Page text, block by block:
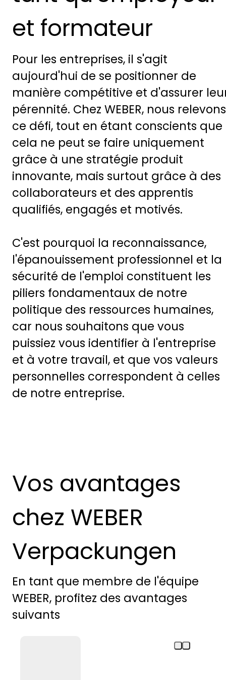
et formateur
Pour les entreprises, il s'agit
aujourd'hui de se positionner de
manière compétitive et d'assurer
pérennité. Chez WEBER, nous relevons
ce défi, tout en étant conscients que
cela ne peut se faire uniquement
grâce à une stratégie produit
innovante, mais surtout grâce à des
collaborateurs et des apprentis
qualifiés, engagés et motivés.
C'est pourquoi la reconnaissance,
l'épanouissement professionnel et la
sécurité de l'emploi constituent les
piliers fondamentaux de notre
politique des ressources humaines,
car nous souhaitons que vous
puissiez vous identifier à l'entreprise
et à votre travail, et que vos valeurs
personnelles correspondent à celles
de notre entreprise.
Vos avantages
chez WEBER
Verpackungen
En tant que membre de l'équipe
WEBER, profitez des avantages
suivants